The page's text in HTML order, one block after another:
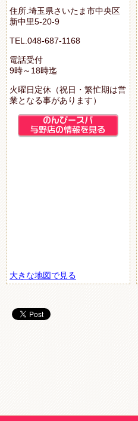
住所.埼玉県さいたま市中央区
新中里5-20-9
TEL.048-687-1168
電話受付
9時～18時迄
火曜日定休（祝日・繁忙期は営
業となる事があります）
大きな地図で見る